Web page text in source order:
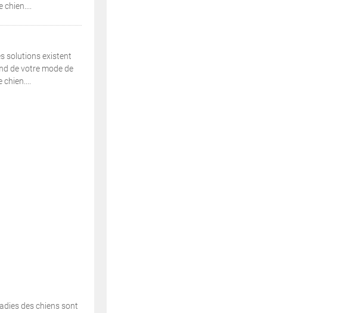
solutions existent
de votre mode de
des chiens sont